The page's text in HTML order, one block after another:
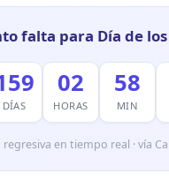
falta para Día de
DÍAS
02
HORAS
58
MIN
regresiva en tiempo real · vía